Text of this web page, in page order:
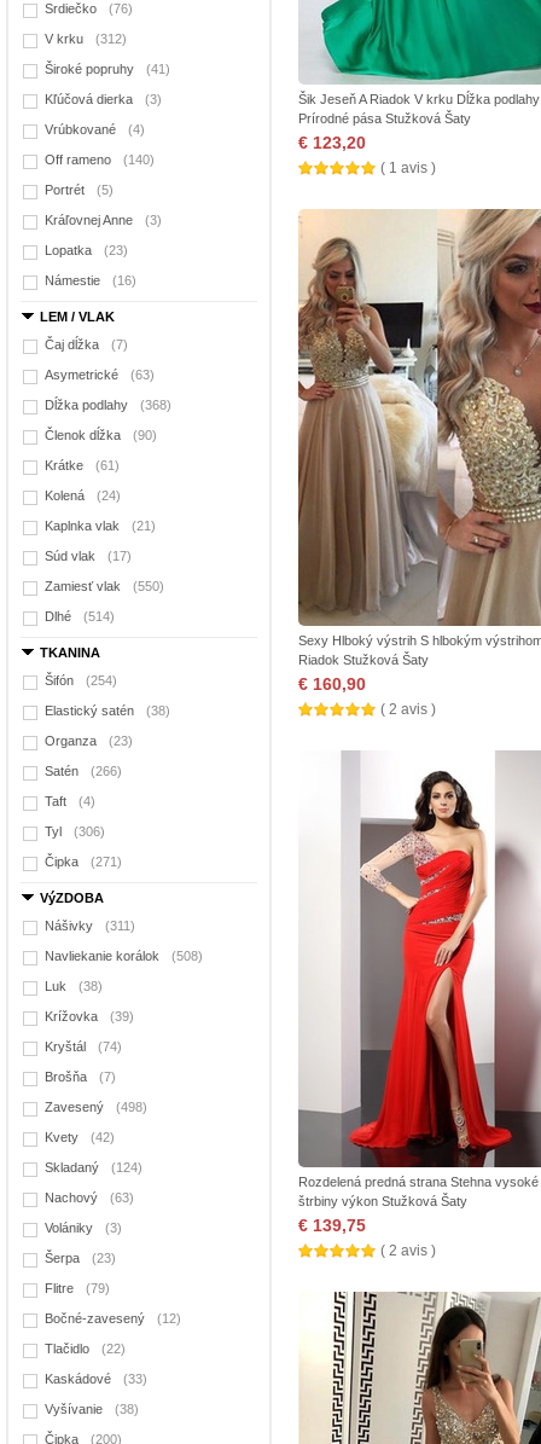
Srdiečko (76)
V krku (312)
Široké popruhy (41)
Kľúčová dierka (3)
Vrúbkované (4)
Off rameno (140)
Portrét (5)
Kráľovnej Anne (3)
Lopatka (23)
Námestie (16)
LEM / VLAK
Čaj dĺžka
(7)
Asymetrické (63)
Dĺžka podlahy (368)
Členok dĺžka (90)
Krátke (61)
Kolená (24)
Kaplnka vlak (21)
Súd vlak (17)
Zamiesť vlak (550)
Dlhé (514)
TKANINA
Šifón
(254)
Elastický satén (38)
Organza (23)
Satén (266)
Taft (4)
Tyl (306)
Čipka (271)
VýZDOBA
Nášivky
(311)
Navliekanie korálok (508)
Luk (38)
Krížovka (39)
Kryštál (74)
Brošňa (7)
Zavesený (498)
Kvety (42)
Skladaný (124)
Nachový (63)
Volániky (3)
Šerpa (23)
Flitre (79)
Bočné-zavesený (12)
Tlačidlo (22)
Kaskádové (33)
Vyšívanie (38)
Čipka (200)
Šik Jeseň A Riadok V krku Dĺžka
Prírodné pása Stužková Šaty
€ 123,20
( 1 avis )
Sexy Hlboký výstrih S hlbokým
Riadok Stužková Šaty
€ 160,90
( 2 avis )
Rozdelená predná strana Stehna vysoké
štrbiny výkon Stužková Šaty
€ 139,75
( 2 avis )